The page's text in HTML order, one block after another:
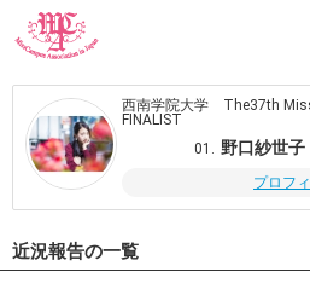
西南学院大学 The37th
FINALIST
01. 野口紗世子
プロフ
近況報告の一覧